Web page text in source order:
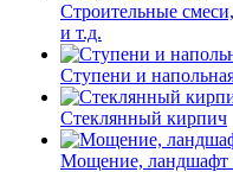
Строительные
и т.д.
Ступени и
Cтеклянный кирпич
Мощение, ландшафт